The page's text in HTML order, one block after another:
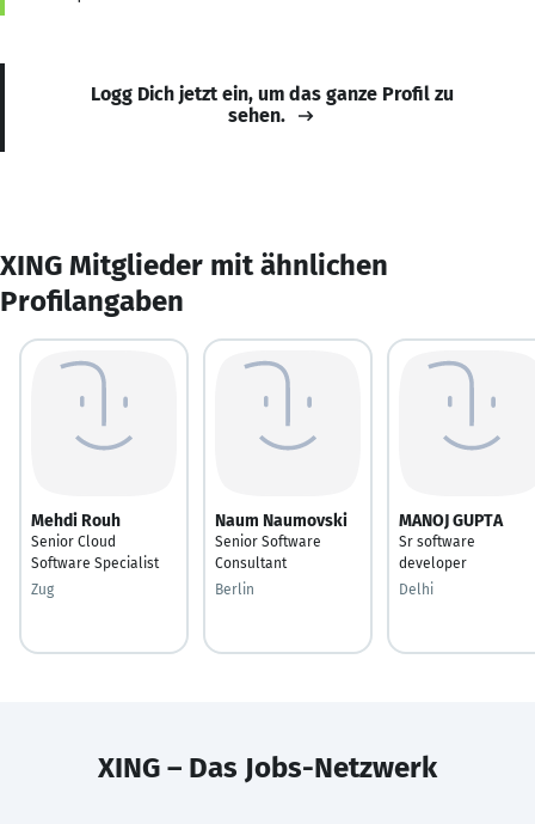
Logg Dich jetzt ein, um das ganze Profil zu
sehen.
XING Mitglieder mit ähnlichen
Profilangaben
Mehdi Rouh
Senior Cloud
Software Specialist
Zug
Naum Naumovski
Senior Software
Consultant
Berlin
MANOJ GUPTA
Sr software
developer
Delhi
XING – Das Jobs-Netzwerk